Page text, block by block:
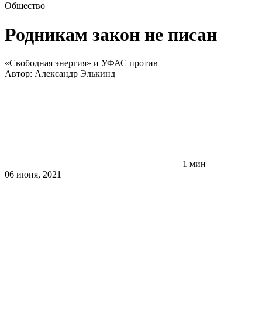
Общество
Родникам закон не писан
«Свободная энергия» и УФАС против
Автор: Александр Элькинд
1 мин
06 июня, 2021